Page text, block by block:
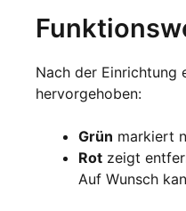
Nach der Einrichtung
hervorgehoben:
Grün markiert
Rot zeigt
Auf Wunsch